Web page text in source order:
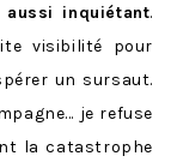
inquiétant.
visibilité pour
un sursaut.
je refuse
la catastrophe